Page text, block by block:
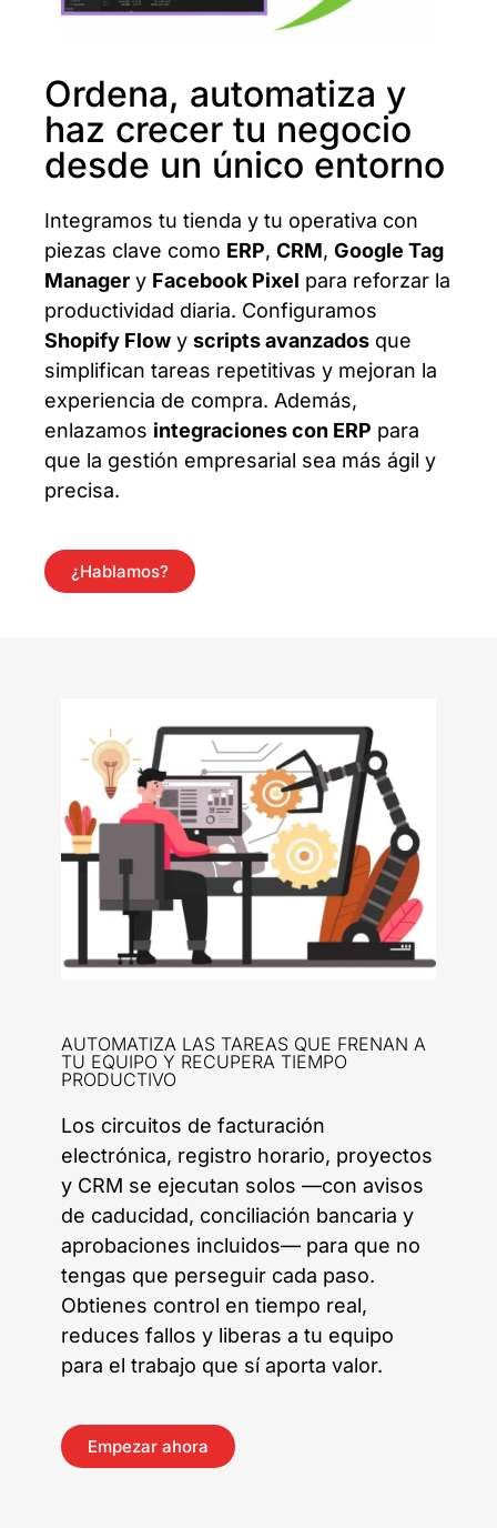
Ordena, automatiza y
haz crecer tu negocio
desde un único entorno
Integramos tu tienda y tu operativa con
piezas clave como ERP, CRM, Google Tag
Manager y Facebook Pixel para reforzar la
productividad diaria. Configuramos
Shopify Flow y scripts avanzados que
simplifican tareas repetitivas y mejoran la
experiencia de compra. Además,
enlazamos integraciones con ERP para
que la gestión empresarial sea más ágil y
precisa.
¿Hablamos?
AUTOMATIZA LAS TAREAS QUE FRENAN A
TU EQUIPO Y RECUPERA TIEMPO
PRODUCTIVO
Los circuitos de facturación
electrónica, registro horario, proyectos
y CRM se ejecutan solos —con avisos
de caducidad, conciliación bancaria y
aprobaciones incluidos— para que no
tengas que perseguir cada paso.
Obtienes control en tiempo real,
reduces fallos y liberas a tu equipo
para el trabajo que sí aporta valor.
Empezar ahora